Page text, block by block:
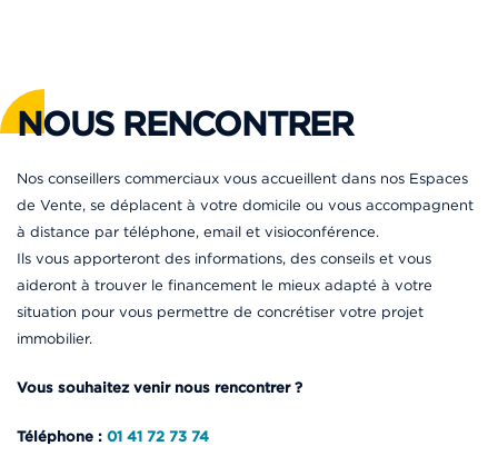
NOUS RENCONTRER
Nos conseillers commerciaux vous accueillent dans nos Espaces
de Vente, se déplacent à votre domicile ou vous accompagnent
à distance par téléphone, email et visioconférence.
Ils vous apporteront des informations, des conseils et vous
aideront à trouver le financement le mieux adapté à votre
situation pour vous permettre de concrétiser votre projet
immobilier.
Vous souhaitez venir nous rencontrer ?
Téléphone : 01 41 72 73 74